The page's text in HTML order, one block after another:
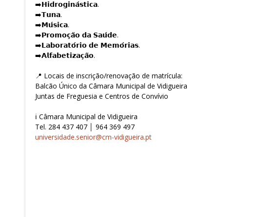
➡️𝗛𝗶𝗱𝗿𝗼𝗴𝗶𝗻𝗮́𝘀𝘁𝗶𝗰𝗮.
➡️𝗧𝘂𝗻𝗮.
➡️𝗠𝘂́𝘀𝗶𝗰𝗮.
➡️𝗣𝗿𝗼𝗺𝗼𝗰̧𝗮̃𝗼 𝗱𝗮 𝗦𝗮𝘂́𝗱𝗲.
➡️𝗟𝗮𝗯𝗼𝗿𝗮𝘁𝗼́𝗿𝗶𝗼 𝗱𝗲 𝗠𝗲𝗺𝗼́𝗿𝗶𝗮𝘀.
➡️𝗔𝗹𝗳𝗮𝗯𝗲𝘁𝗶𝘇𝗮𝗰̧𝗮̃𝗼.
📍 Locais de inscrição/renovação de matrícula:
Balcão Único da Câmara Municipal de Vidigueira
Juntas de Freguesia e Centros de Convívio
ℹ️ Câmara Municipal de Vidigueira
Tel. 284 437 407 │ 964 369 497
universidade.senior@cm-vidigueira.pt